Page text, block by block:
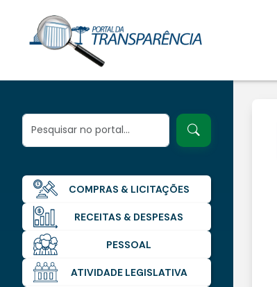
COMPRAS & LICITAÇÕES
RECEITAS & DESPESAS
PESSOAL
ATIVIDADE LEGISLATIVA